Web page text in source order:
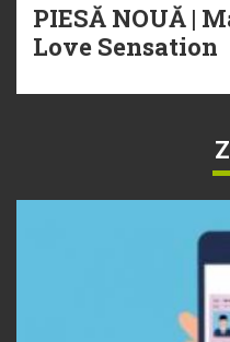
PIESĂ NOUĂ |
Love Sensation